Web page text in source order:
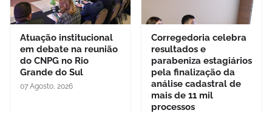
Atuação institucional
em debate na reunião
do CNPG no Rio
Grande do Sul
07 Agosto, 2026
Corregedoria celebra
resultados e
parabeniza estagiários
pela finalização da
análise cadastral de
mais de 11 mil
processos